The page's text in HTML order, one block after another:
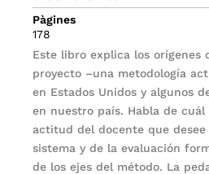
Pàgines
178
Este libro explica los orígenes
proyecto –una metodología
en Estados Unidos y algunos
en nuestro país. Habla de cuál
actitud del docente que
sistema y de la evaluación
de los ejes del método. La